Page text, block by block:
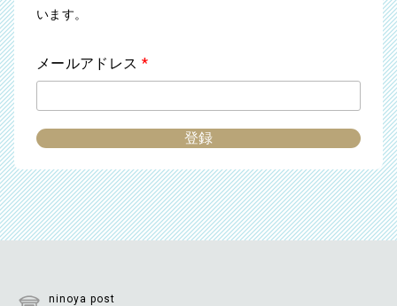
います。
メールアドレス *
ninoya post